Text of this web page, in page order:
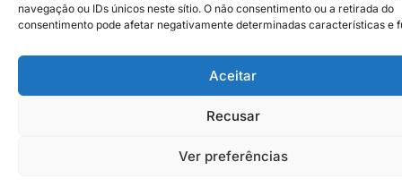
navegação ou IDs únicos neste sítio. O não consentimento ou a retirada do
consentimento pode afetar negativamente determinadas características e
Aceitar
Recusar
Ver preferências